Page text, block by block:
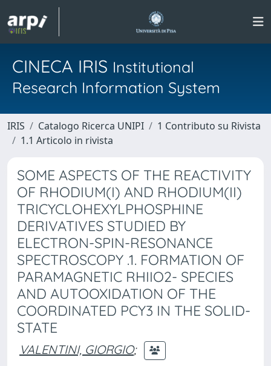
CINECA IRIS Institutional
Research Information System
IRIS Catalogo Ricerca UNIPI
1 Contributo su Rivista
1.1 Articolo in rivista
SOME ASPECTS OF THE REACTIVITY
OF RHODIUM(I) AND RHODIUM(II)
TRICYCLOHEXYLPHOSPHINE
DERIVATIVES STUDIED BY
ELECTRON-SPIN-RESONANCE
SPECTROSCOPY .1. FORMATION OF
PARAMAGNETIC RHIIO2- SPECIES
AND AUTOOXIDATION OF THE
COORDINATED PCY3 IN THE SOLID-
STATE
VALENTINI, GIORGIO;